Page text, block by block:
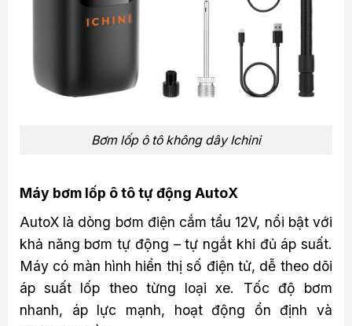
Bơm lốp ô tô không dây Ichini
Máy bơm lốp ô tô tự động AutoX
AutoX là dòng bơm điện cắm tẩu 12V, nổi bật với
khả năng bơm tự động – tự ngắt khi đủ áp suất.
Máy có màn hình hiển thị số điện tử, dễ theo dõi
áp suất lốp theo từng loại xe. Tốc độ bơm
nhanh, áp lực mạnh, hoạt động ổn định và